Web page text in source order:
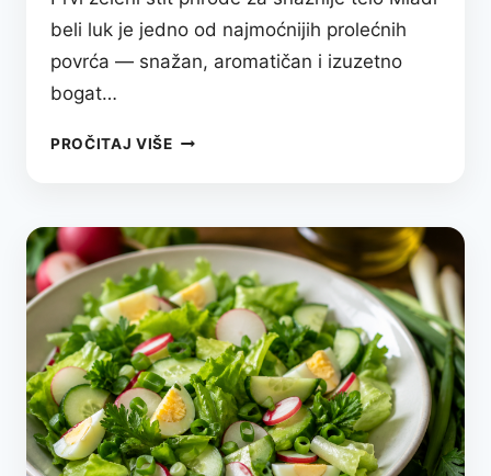
beli luk je jedno od najmoćnijih prolećnih
povrća — snažan, aromatičan i izuzetno
bogat…
PROČITAJ VIŠEMIRISNA
SA
MLADIM
BELIM
LUKOM
KOJA
JAČA
IMUNITET
I
BUDI
ORGANIZAM